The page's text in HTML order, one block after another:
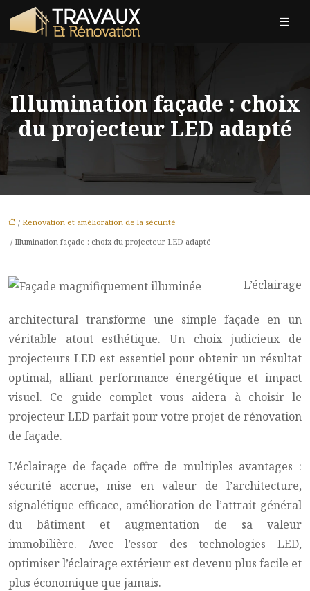
Illumination façade : choix
du projecteur LED adapté
/ Rénovation et amélioration de la sécurité
/ Illumination façade : choix du projecteur LED adapté
L’éclairage
architectural transforme une simple façade en un
véritable atout esthétique. Un choix judicieux de
projecteurs LED est essentiel pour obtenir un résultat
optimal, alliant performance énergétique et impact
visuel. Ce guide complet vous aidera à choisir le
projecteur LED parfait pour votre projet de rénovation
de façade.
L’éclairage de façade offre de multiples avantages :
sécurité accrue, mise en valeur de l’architecture,
signalétique efficace, amélioration de l’attrait général
du bâtiment et augmentation de sa valeur
immobilière. Avec l’essor des technologies LED,
optimiser l’éclairage extérieur est devenu plus facile et
plus économique que jamais.